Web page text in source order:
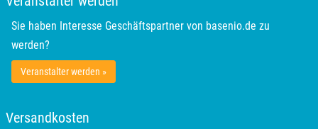
Sie haben Interesse Geschäftspartner von basenio.de zu
werden?
Veranstalter werden »
Versandkosten
Lübeck
Lüchow-Dannenberg
Lüneburg